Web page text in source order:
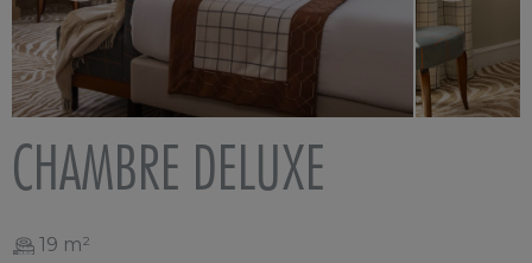
CHAMBRE DELUXE
19 m²